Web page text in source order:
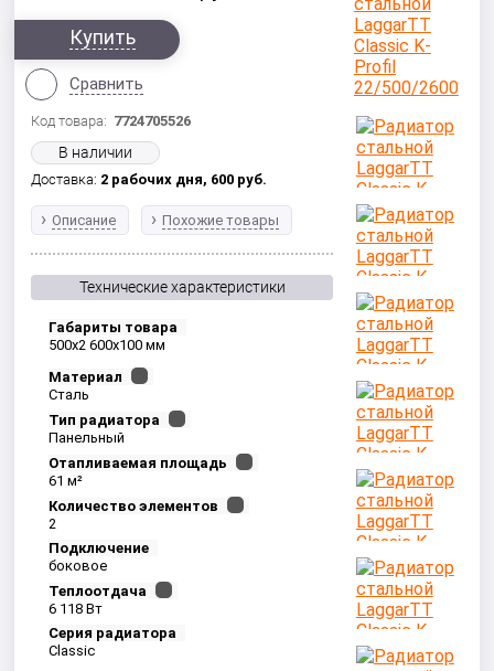
Купить
Сравнить
Код товара: 7724705526
В наличии
Доставка: 2 рабочих дня, 600 руб.
Описание Похожие товары
Технические характеристики
Габариты товара
500x2 600x100 мм
Материал
Сталь
Тип радиатора
Панельный
Отапливаемая площадь
61 м²
Количество элементов
2
Подключение
боковое
Теплоотдача
6 118 Вт
Серия радиатора
Classic